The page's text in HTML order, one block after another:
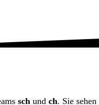
sch und ch. Sie sehen